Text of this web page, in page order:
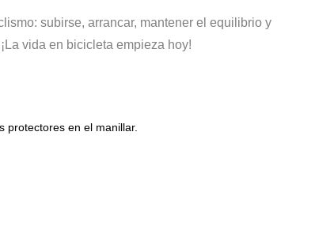
subirse, arrancar, mantener el equilibrio y
vida en bicicleta empieza hoy!
protectores en el manillar.